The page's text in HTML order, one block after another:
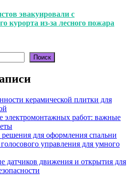
эвакуировали с
курорта из-за лесного пожара
Поиск
керамической плитки для
электромонтажных работ: важные
для оформления спальни
управления для умного
датчиков движения и открытия для